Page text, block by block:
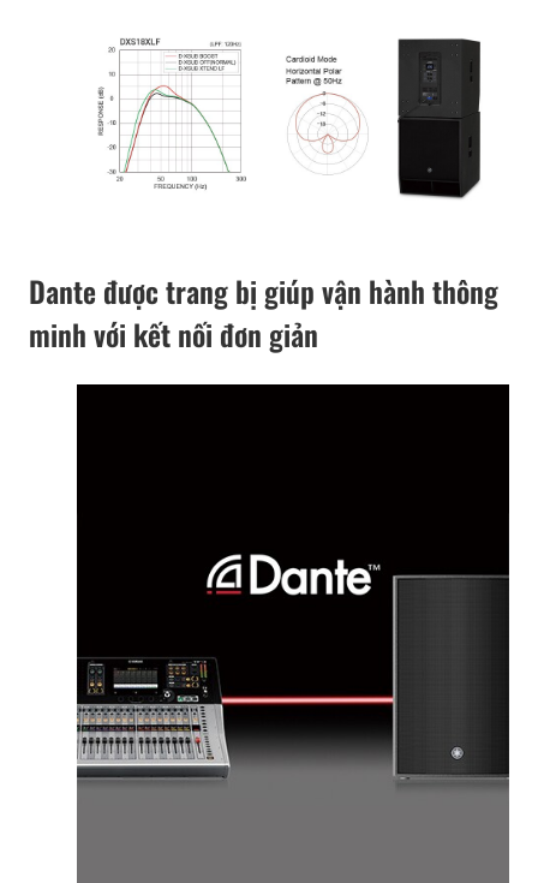
Dante được trang bị giúp vận hành thông
minh với kết nối đơn giản